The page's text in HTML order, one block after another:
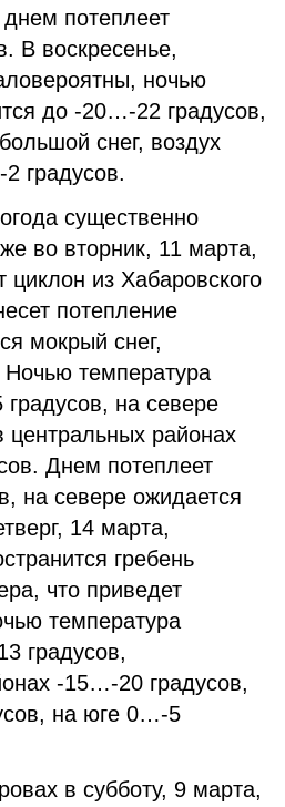
потеплеет
В воскресенье,
ночью
до -20…-22 градусов,
снег, воздух
градусов.
существенно
во вторник, 11 марта,
из Хабаровского
потепление
мокрый снег,
температура
градусов, на севере
районах
Днем потеплеет
на севере ожидается
14 марта,
гребень
что приведет
температура
градусов,
-15…-20 градусов,
на юге 0…-5
в субботу, 9 марта,